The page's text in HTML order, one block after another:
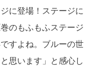
に登場！ステージに
のもふもふステージ
すよね。ブルーの世
思います」と感心し